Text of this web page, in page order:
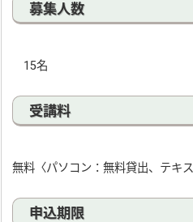
募集人数
15名
受講料
無料〈パソコン：無料貸出、テキ
申込期限